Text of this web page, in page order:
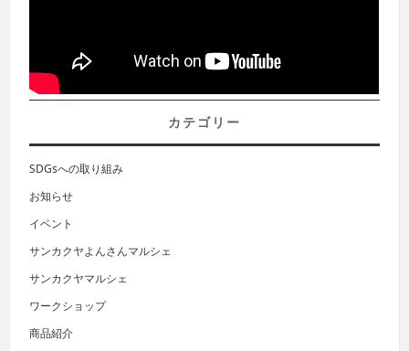
カテゴリー
SDGsへの取り組み
お知らせ
イベント
サンカクヤよんさんマルシェ
サンカクヤマルシェ
ワークショップ
商品紹介